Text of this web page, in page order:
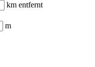
km entfernt
m